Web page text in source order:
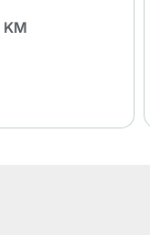
KM